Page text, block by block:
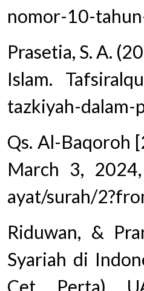
nomor-10-
Prasetia, S. A.
Islam.
tazkiyah-
Qs. Al-Baqoroh
March 3, 2024,
ayat/surah/
Riduwan, &
Syariah di
Cet. Perta).